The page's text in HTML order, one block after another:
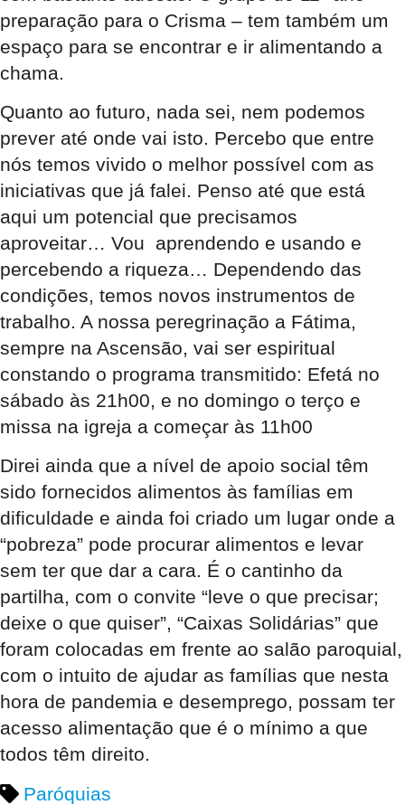
preparação para o Crisma – tem também um
espaço para se encontrar e ir alimentando a
chama.
Quanto ao futuro, nada sei, nem podemos
prever até onde vai isto. Percebo que entre
nós temos vivido o melhor possível com as
iniciativas que já falei. Penso até que está
aqui um potencial que precisamos
aproveitar… Vou aprendendo e usando e
percebendo a riqueza… Dependendo das
condições, temos novos instrumentos de
trabalho. A nossa peregrinação a Fátima,
sempre na Ascensão, vai ser espiritual
constando o programa transmitido: Efetá no
sábado às 21h00, e no domingo o terço e
missa na igreja a começar às 11h00
Direi ainda que a nível de apoio social têm
sido fornecidos alimentos às famílias em
dificuldade e ainda foi criado um lugar onde a
“pobreza” pode procurar alimentos e levar
sem ter que dar a cara. É o cantinho da
partilha, com o convite “leve o que precisar;
deixe o que quiser”, “Caixas Solidárias” que
foram colocadas em frente ao salão paroquial,
com o intuito de ajudar as famílias que nesta
hora de pandemia e desemprego, possam ter
acesso alimentação que é o mínimo a que
todos têm direito.
Paróquias